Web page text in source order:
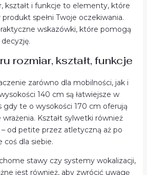
kształt i funkcje to elementy, które
spełni Twoje oczekiwania.
wskazówki, które pomogą
rozmiar, kształt, funkcje
zarówno dla mobilności, jak i
140 cm są łatwiejsze w
gdy te o wysokości 170 cm oferują
Kształt sylwetki również
od petite przez atletyczną aż po
coś dla siebie.
stawy czy systemy wokalizacji,
jest również, aby zwrócić uwagę